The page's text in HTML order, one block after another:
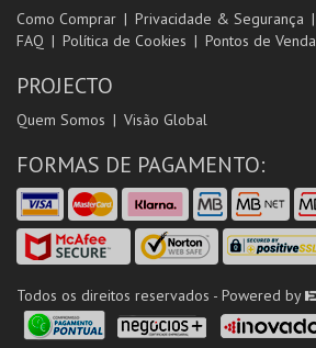
Como Comprar Privacidade & Segurança
FAQ
Política de Cookies Pontos de Venda
PROJECTO
Quem Somos Visão Global
FORMAS DE PAGAMENTO:
Todos os direitos reservados - Powered by